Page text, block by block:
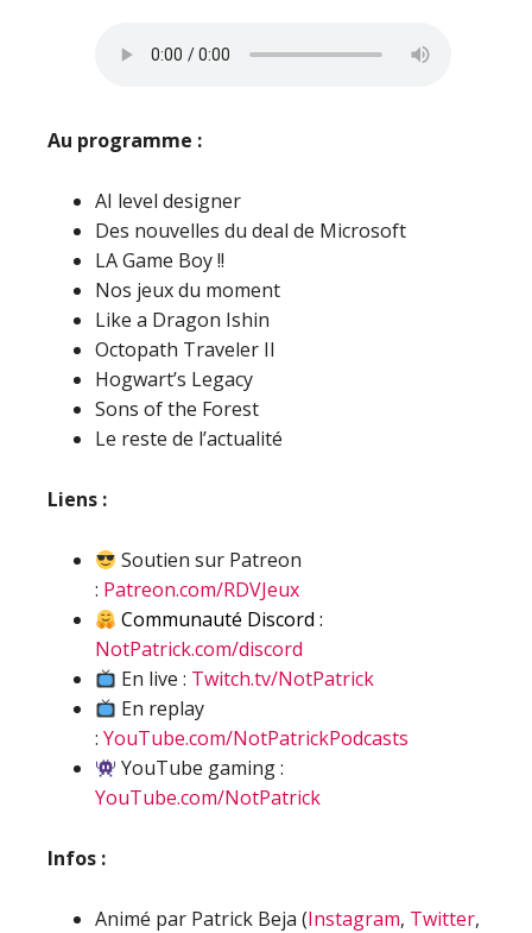
Au programme :
AI level designer
Des nouvelles du deal de Microsoft
LA Game Boy !!
Nos jeux du moment
Like a Dragon Ishin
Octopath Traveler II
Hogwart’s Legacy
Sons of the Forest
Le reste de l’actualité
Liens :
Soutien sur Patreon
: Patreon.com/RDVJeux
Communauté Discord :
NotPatrick.com/discord
En live : Twitch.tv/NotPatrick
En replay
: YouTube.com/NotPatrickPodcasts
YouTube gaming :
YouTube.com/NotPatrick
Infos :
Animé par Patrick Beja (Instagram, Twitter,